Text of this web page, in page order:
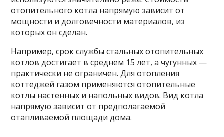
отопительного котла напрямую зависит от
мощности и долговечности материалов, из
которых он сделан.
Например, срок службы стальных отопительных
котлов достигает в среднем 15 лет, а чугунных —
практически не ограничен. Для отопления
коттеджей газом применяются отопительные
котлы настенных и напольных видов. Вид котла
напрямую зависит от предполагаемой
отапливаемой площади дома.